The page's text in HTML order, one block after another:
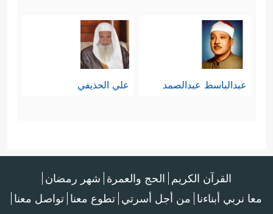
عبدالباسط عبدالصمد علي الحذيفي
القرآن الكريم الحج والعمرة شهر رمضان
معا نربي أبناءنا من أجل أسرتي تطوع معنا تواصل معنا